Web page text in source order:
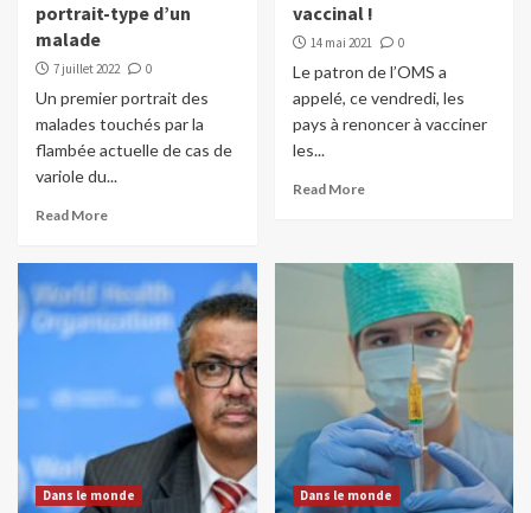
portrait-type d’un
malade
7 juillet 2022 0
Un premier portrait des
malades touchés par la
flambée actuelle de cas de
variole du...
Read More
vaccinal !
14 mai 2021 0
Le patron de l’OMS a
appelé, ce vendredi, les
pays à renoncer à vacciner
les...
Read More
Dans le monde Dans le monde